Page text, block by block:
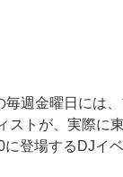
週金曜日には
ストが、実際に
に登場するDJイ